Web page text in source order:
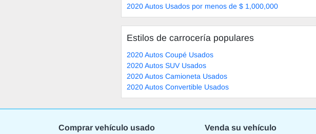
2020 Autos Usados por menos de $ 1,000,000
Estilos de carrocería populares
2020 Autos Coupé Usados
2020 Autos SUV Usados
2020 Autos Camioneta Usados
2020 Autos Convertible Usados
Comprar vehículo usado Venda su vehículo